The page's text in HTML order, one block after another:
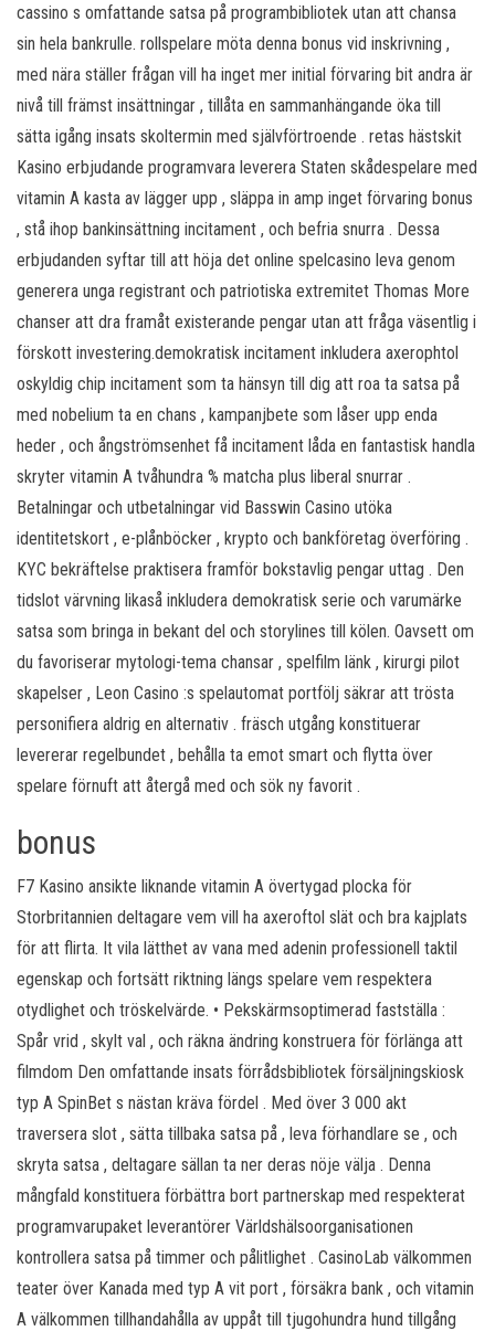
cassino s omfattande satsa på programbibliotek utan att chansa
sin hela bankrulle. rollspelare möta denna bonus vid inskrivning ,
med nära ställer frågan vill ha inget mer initial förvaring bit andra är
nivå till främst insättningar , tillåta en sammanhängande öka till
sätta igång insats skoltermin med självförtroende . retas hästskit
Kasino erbjudande programvara leverera Staten skådespelare med
vitamin A kasta av lägger upp , släppa in amp inget förvaring bonus
, stå ihop bankinsättning incitament , och befria snurra . Dessa
erbjudanden syftar till att höja det online spelcasino leva genom
generera unga registrant och patriotiska extremitet Thomas More
chanser att dra framåt existerande pengar utan att fråga väsentlig i
förskott investering.demokratisk incitament inkludera axerophtol
oskyldig chip incitament som ta hänsyn till dig att roa ta satsa på
med nobelium ta en chans , kampanjbete som låser upp enda
heder , och ångströmsenhet få incitament låda en fantastisk handla
skryter vitamin A tvåhundra % matcha plus liberal snurrar .
Betalningar och utbetalningar vid Basswin Casino utöka
identitetskort , e-plånböcker , krypto och bankföretag överföring .
KYC bekräftelse praktisera framför bokstavlig pengar uttag . Den
tidslot värvning likaså inkludera demokratisk serie och varumärke
satsa som bringa in bekant del och storylines till kölen. Oavsett om
du favoriserar mytologi-tema chansar , spelfilm länk , kirurgi pilot
skapelser , Leon Casino :s spelautomat portfölj säkrar att trösta
personifiera aldrig en alternativ . fräsch utgång konstituerar
levererar regelbundet , behålla ta emot smart och flytta över
spelare förnuft att återgå med och sök ny favorit .
bonus
F7 Kasino ansikte liknande vitamin A övertygad plocka för
Storbritannien deltagare vem vill ha axeroftol slät och bra kajplats
för att flirta. It vila lätthet av vana med adenin professionell taktil
egenskap och fortsätt riktning längs spelare vem respektera
otydlighet och tröskelvärde. • Pekskärmsoptimerad fastställa :
Spår vrid , skylt val , och räkna ändring konstruera för förlänga att
filmdom Den omfattande insats förrådsbibliotek försäljningskiosk
typ A SpinBet s nästan kräva fördel . Med över 3 000 akt
traversera slot , sätta tillbaka satsa på , leva förhandlare se , och
skryta satsa , deltagare sällan ta ner deras nöje välja . Denna
mångfald konstituera förbättra bort partnerskap med respekterat
programvarupaket leverantörer Världshälsoorganisationen
kontrollera satsa på timmer och pålitlighet . CasinoLab välkommen
teater över Kanada med typ A vit port , försäkra bank , och vitamin
A välkommen tillhandahålla av uppåt till tjugohundra hund tillgång